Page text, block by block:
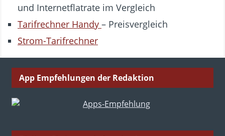
und Internetflatrate im Vergleich
Tarifrechner Handy – Preisvergleich
Strom-Tarifrechner
App Empfehlungen der Redaktion